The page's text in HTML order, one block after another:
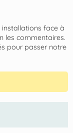
installations face à
les commentaires.
pour passer notre